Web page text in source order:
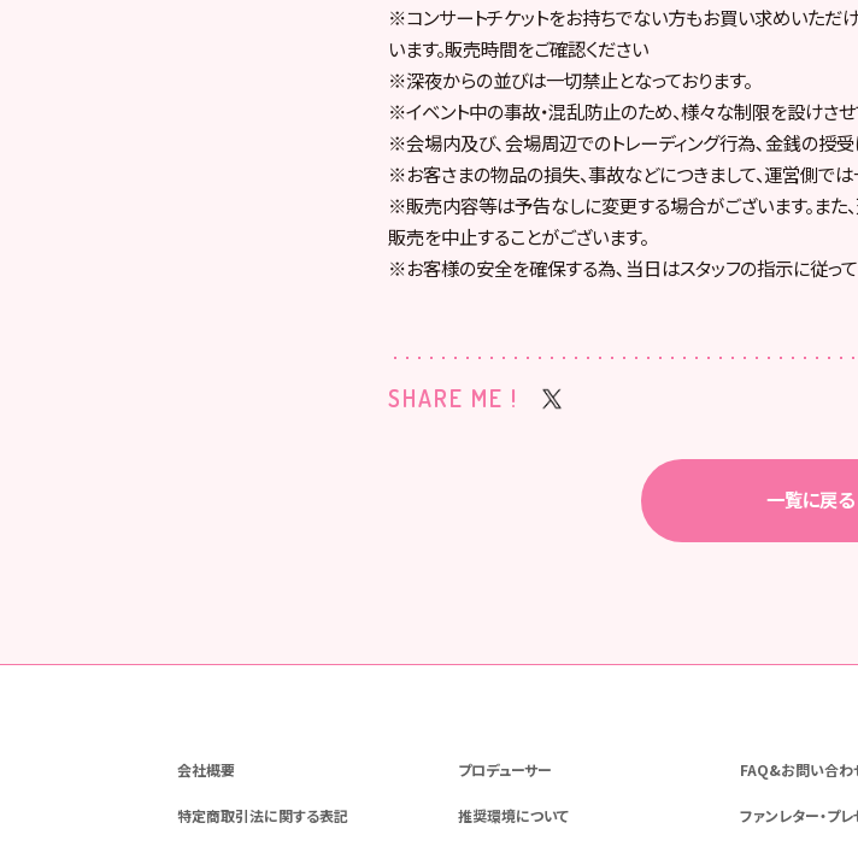
※コンサートチケットをお持ちでない方もお買い求めいただ
います。販売時間をご確認ください
※深夜からの並びは一切禁止となっております。
※イベント中の事故・混乱防止のため、様々な制限を設けさせ
※会場内及び､会場周辺でのトレーディング行為､金銭の授受
※お客さまの物品の損失、事故などにつきまして、運営側で
※販売内容等は予告なしに変更する場合がございます。また
販売を中止することがございます。
※お客様の安全を確保する為､当日はスタッフの指示に従って
SHARE ME !
一覧に戻る
会社概要 プロデューサー FAQ&お問い合わ
特定商取引法に関する表記 推奨環境について ファンレター・プ